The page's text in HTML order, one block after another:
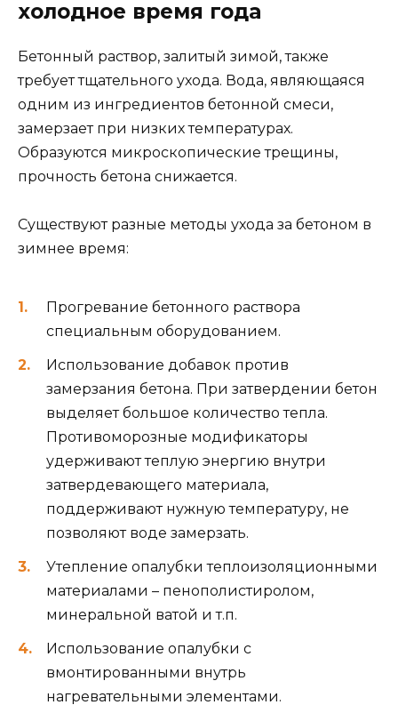
холодное время года
Бетонный раствор, залитый зимой, также
требует тщательного ухода. Вода, являющаяся
одним из ингредиентов бетонной смеси,
замерзает при низких температурах.
Образуются микроскопические трещины,
прочность бетона снижается.
Существуют разные методы ухода за бетоном в
зимнее время:
Прогревание бетонного раствора
специальным оборудованием.
Использование добавок против
замерзания бетона. При затвердении бетон
выделяет большое количество тепла.
Противоморозные модификаторы
удерживают теплую энергию внутри
затвердевающего материала,
поддерживают нужную температуру, не
позволяют воде замерзать.
Утепление опалубки теплоизоляционными
материалами – пенополистиролом,
минеральной ватой и т.п.
Использование опалубки с
вмонтированными внутрь
нагревательными элементами.